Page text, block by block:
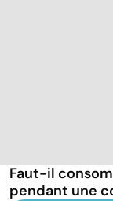
Faut-il
pendant une